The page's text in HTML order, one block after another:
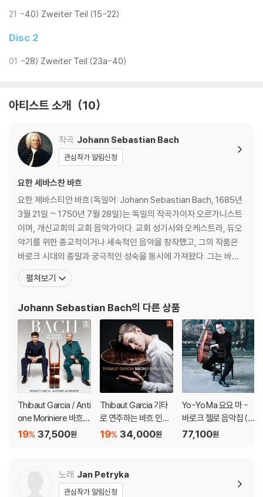
녹음: 2024년 3월 25일~28일 / 산 비센스 교회 (스페인 카탈루냐주 칼
도나)
+하이브리드 멀티채널 SACD - 일반 CD플레이어에서 재생 가능+
https://youtu.be/OcS7UmcMnR0
21 -40) Zweiter Teil (15-22)
Disc 2
01 -28) Zweiter Teil (23a-40)
아티스트 소개 10
작곡 Johann Sebastian Bach
관심작가 알림신청
요한 세바스찬 바흐
요한 제바스티안 바흐(독일어: Johann Sebastian Bach, 1685년
3월 21일 ~ 1750년 7월 28일)는 독일의 작곡가이자 오르가니스트
이며, 개신교회의 교회 음악가이다. 교회 성기사와 오케스트라, 듀오
악기를 위한 종교적이거나 세속적인 음악을 창작했고, 그의 작품은
바로크 시대의 종말과 궁극적인 성숙을 동시에 가져왔다. 그는 바로
크 시대의 최후에 위치하는 대가로서, 일반적인 작품은 독일음악의
전통에 깊이 뿌리박고 있을 뿐 아니라, 그 위에 이탈리아나 프랑스의
였다. 종교적 작품은 기존 구교 음
펼쳐보기
Johann Sebastian Bach의 다른 상품
Thibaut Garcia / Anti
one Moriniere 바흐:
골드베르크 변주곡 (B
37,500원
19%
Thibaut Garcia 기타
로 연주하는 바흐 인스
퍼레이션 (Bach Inspir
34,000원
19%
Yo-Yo Ma 요요 마 -
바로크 첼로 음악집 (Si
mply Baroque) [청록
77,100원
노래 Jan Petryka
관심작가 알림신청